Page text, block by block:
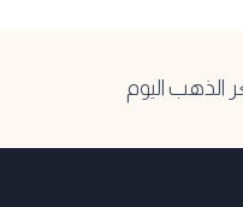
الذهب اليوم